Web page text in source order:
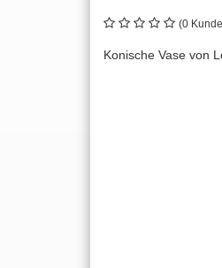
(0
Konische Vase von